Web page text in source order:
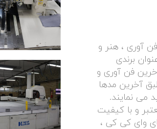
آوری ، هنر و
برندی
فن آوری و
آخرین مدها
می نمایند.
و با کیفیت
وای کی کی ،